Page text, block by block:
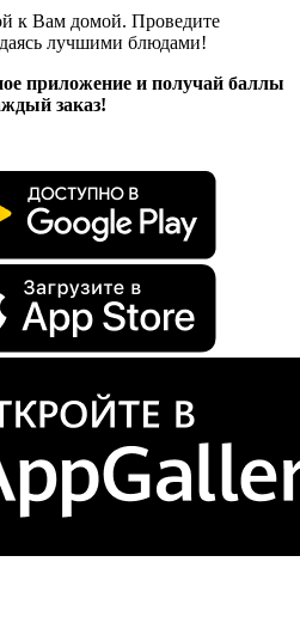
к Вам домой. Проведите
лучшими блюдами!
приложение и получай баллы
заказ!